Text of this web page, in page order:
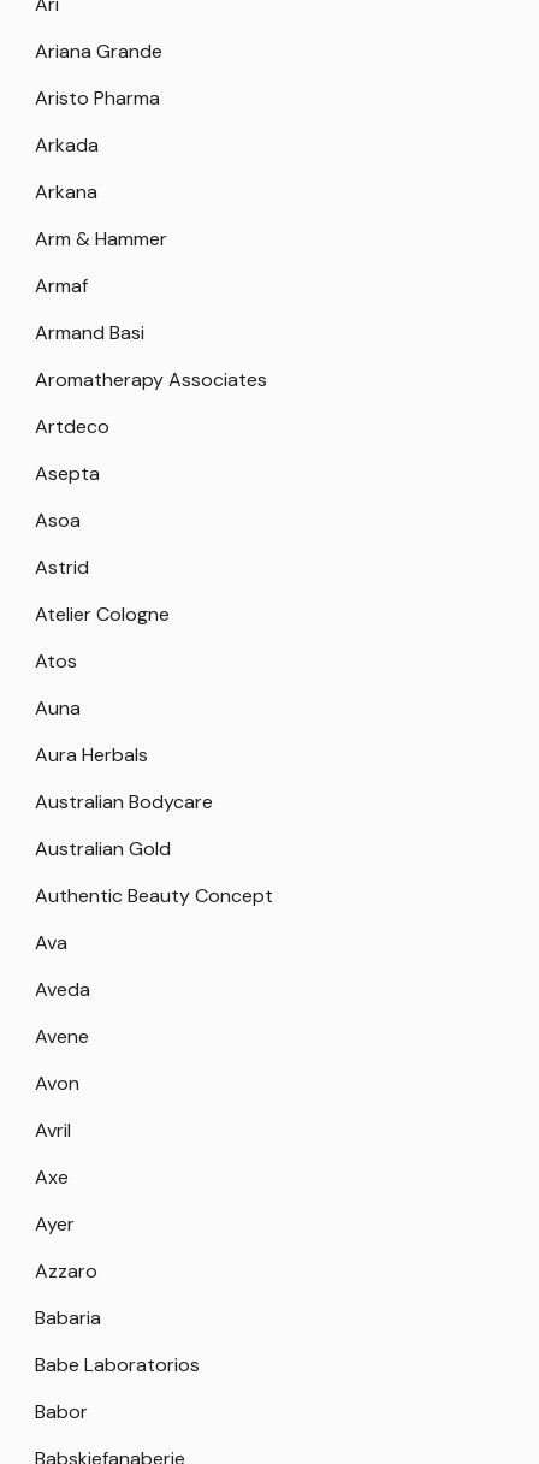
Ariana Grande
Aristo Pharma
Arkada
Arkana
Arm & Hammer
Armaf
Armand Basi
Aromatherapy Associates
Artdeco
Asepta
Asoa
Astrid
Atelier Cologne
Atos
Auna
Aura Herbals
Australian Bodycare
Australian Gold
Authentic Beauty Concept
Ava
Aveda
Avene
Avon
Avril
Axe
Ayer
Azzaro
Babaria
Babe Laboratorios
Babor
Babskiefanaberie